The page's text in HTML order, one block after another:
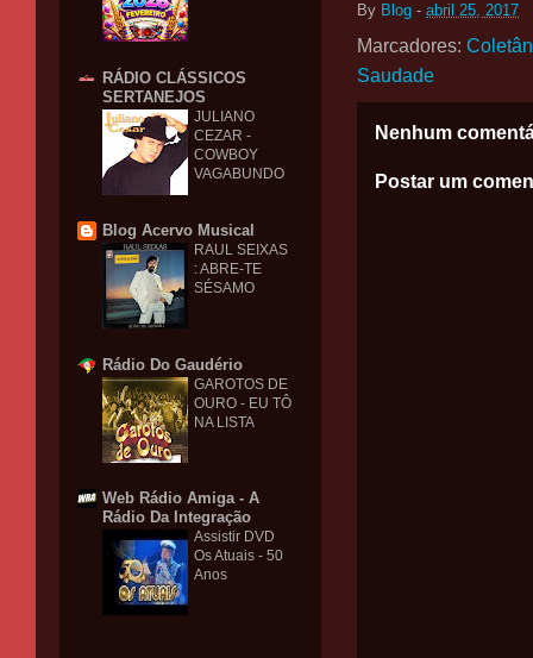
By Blog - abril 25, 2017
Marcadores:
Saudade
Nenhum
Postar um
RÁDIO CLÁSSICOS
SERTANEJOS
JULIANO
CEZAR -
COWBOY
VAGABUNDO
Blog Acervo Musical
RAUL SEIXAS
: ABRE-TE
SÉSAMO
Rádio Do Gaudério
GAROTOS DE
OURO - EU TÔ
NA LISTA
Web Rádio Amiga - A
Rádio Da Integração
Assistir DVD
Os Atuais - 50
Anos